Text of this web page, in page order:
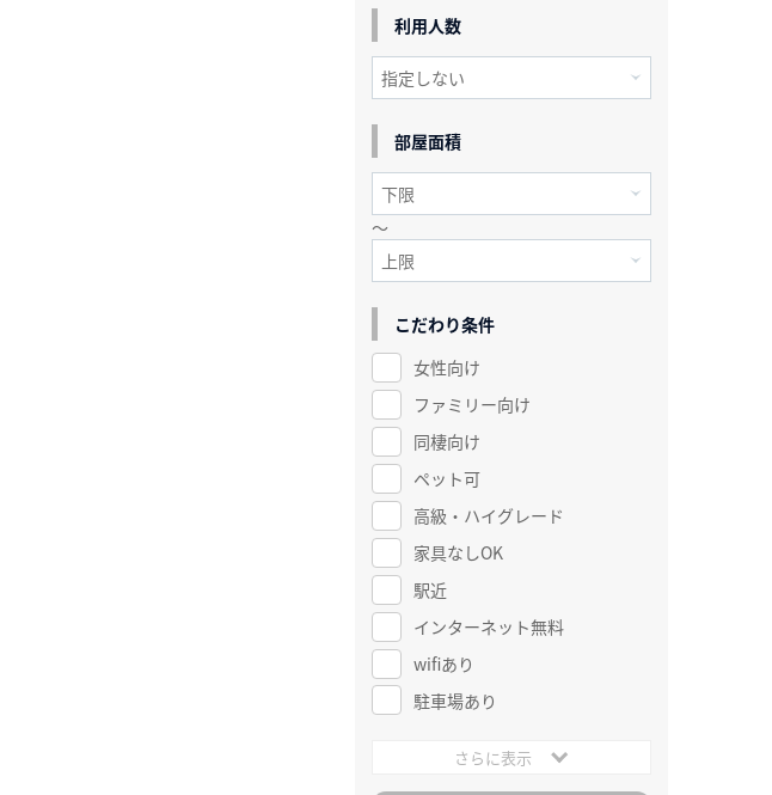
利用人数
部屋面積
～
こだわり条件
女性向け
ファミリー向け
同棲向け
ペット可
高級・ハイグレード
家具なしOK
駅近
インターネット無料
wifiあり
駐車場あり
さらに表示